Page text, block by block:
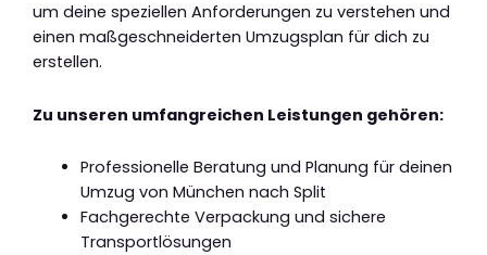
um deine speziellen Anforderungen zu verstehen und
einen maßgeschneiderten Umzugsplan für dich zu
erstellen.
Zu unseren umfangreichen Leistungen gehören:
Professionelle Beratung und Planung für deinen
Umzug von München nach Split
Fachgerechte Verpackung und sichere
Transportlösungen